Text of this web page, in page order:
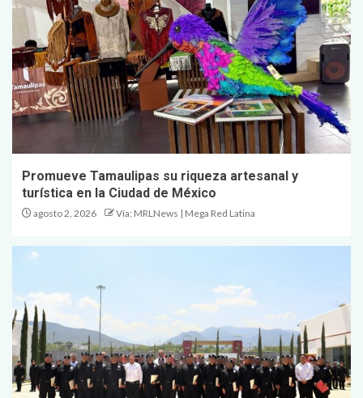
Promueve Tamaulipas su riqueza artesanal y
turística en la Ciudad de México
agosto 2, 2026 Vía: MRLNews | Mega Red Latina